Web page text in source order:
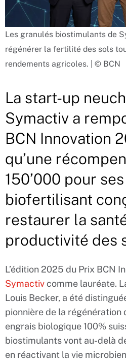
Les granulés biostimulants de
régénérer la fertilité des sols
rendements agricoles. | © BCN
La start-up
Symactiv a
BCN Innovation
qu’une
150’000 pour
biofertilisant
restaurer la
productivité des
L’édition 2025 du Prix BCN
Symactiv comme lauréate.
Louis Becker, a été
pionnière de la régénération
engrais biologique 100%
biostimulants vont au-delà
en réactivant la vie